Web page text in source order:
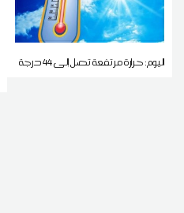
اليوم: حرارة مرتفعة تصل إلى 44 درجة